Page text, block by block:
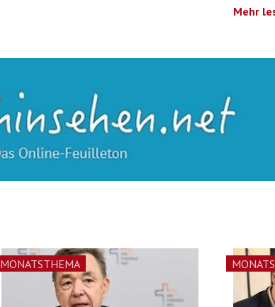
Mehr
MONATSTHEMA